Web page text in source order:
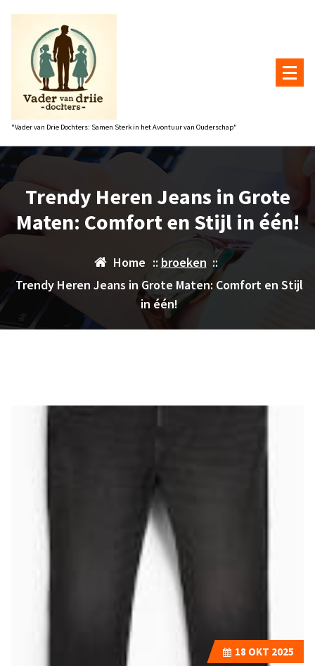
"Vader van Drie Dochters: Samen Sterk in het Avontuur van Ouderschap"
Trendy Heren Jeans in Grote
Maten: Comfort en Stijl in één!
Home :: broeken ::
Trendy Heren Jeans in Grote Maten: Comfort en Stijl
in één!
18 OKT 2025